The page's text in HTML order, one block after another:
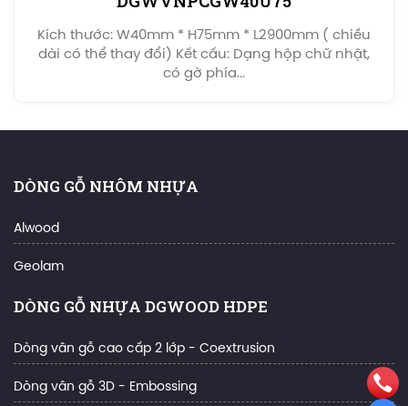
Kích thước: W40mm * H75mm * L2900mm ( chiều
dài có thể thay đổi) Kết cấu: Dạng hộp chữ nhật,
có gờ phía...
DÒNG GỖ NHÔM NHỰA
Alwood
Geolam
DÒNG GỖ NHỰA DGWOOD HDPE
Dòng vân gỗ cao cấp 2 lớp - Coextrusion
Dòng vân gỗ 3D - Embossing